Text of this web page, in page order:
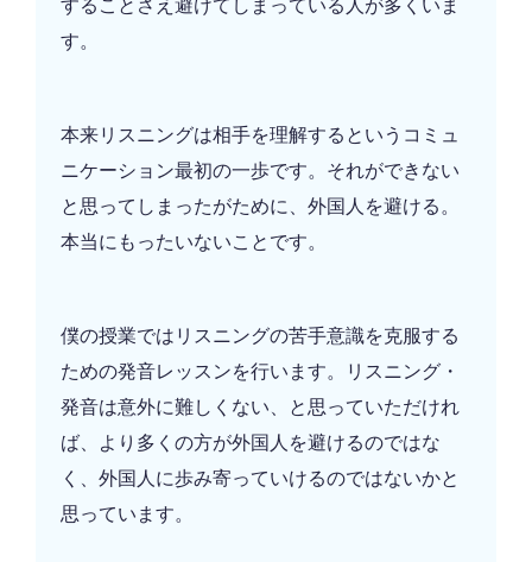
す。
本来リスニングは相手を理解するというコミュ
ニケーション最初の一歩です。それができない
と思ってしまったがために、外国人を避ける。
本当にもったいないことです。
僕の授業ではリスニングの苦手意識を克服する
ための発音レッスンを行います。リスニング・
発音は意外に難しくない、と思っていただけれ
ば、より多くの方が外国人を避けるのではな
く、外国人に歩み寄っていけるのではないかと
思っています。